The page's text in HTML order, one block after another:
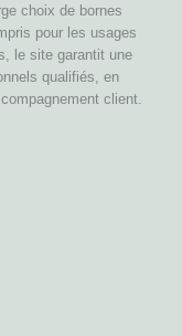
choix de bornes
pour les usages
le site garantit une
qualifiés, en
client.